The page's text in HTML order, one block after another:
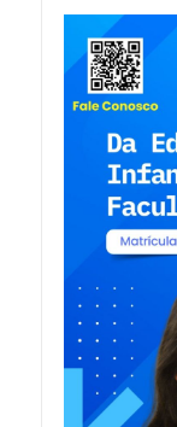
alcançada